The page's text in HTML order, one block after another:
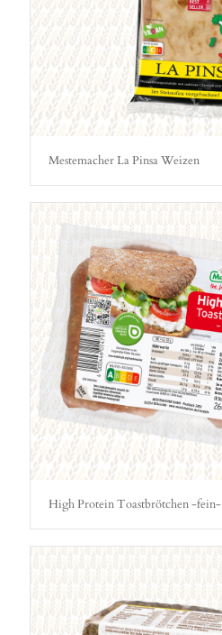
Mestemacher La Pinsa Weizen
High Protein Toastbrötchen -fein-